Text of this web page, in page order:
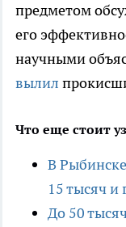
предметом
его
научными
вылил
Что еще стоит
В
15 тысяч и
До 50